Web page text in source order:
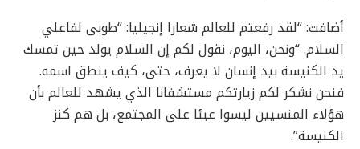
أضافت: “لقد رفعتم للعالم شعارا إنجيليا: “طوبى لفاعلي
السلام. “ونحن، اليوم، نقول لكم إن السلام يولد حين تمسك
يد الكنيسة بيد إنسان لا يعرف، حتى، كيف ينطق اسمه.
فنحن نشكر لكم زيارتكم مستشفانا الذي يشهد للعالم بأن
هؤلاء المنسيين ليسوا عبئا على المجتمع، بل هم كنز
الكنيسة”.